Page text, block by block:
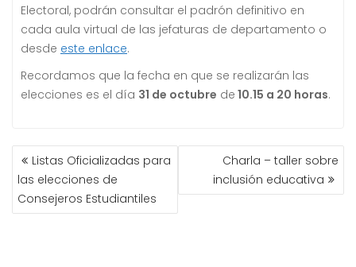
Electoral, podrán consultar el padrón definitivo en
cada aula virtual de las jefaturas de departamento o
desde este enlace.
Recordamos que la fecha en que se realizarán las
elecciones es el día 31 de octubre de 10.15 a 20 horas.
NAVEGACIÓN
DE
ENTRADAS
Listas Oficializadas para
las elecciones de
Consejeros Estudiantiles
Charla – taller sobre
inclusión educativa